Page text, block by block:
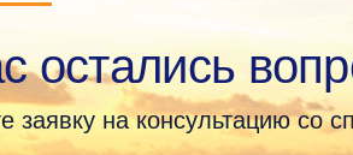
остались
заявку на консультацию со